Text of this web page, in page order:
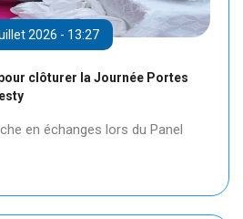
2026 - 13:27
clôturer la Journée Portes
en échanges lors du Panel